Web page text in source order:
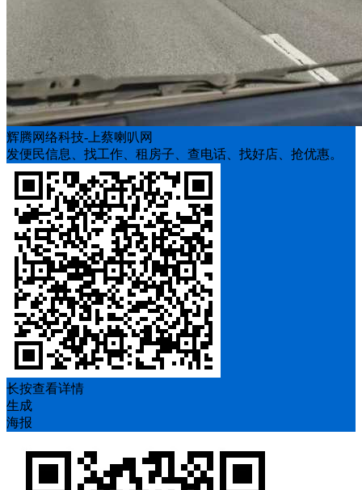
辉腾网络科技-上蔡喇叭网
发便民信息、找工作、租房子、查电话、找好店、抢优惠。
长按查看详情
生成
海报